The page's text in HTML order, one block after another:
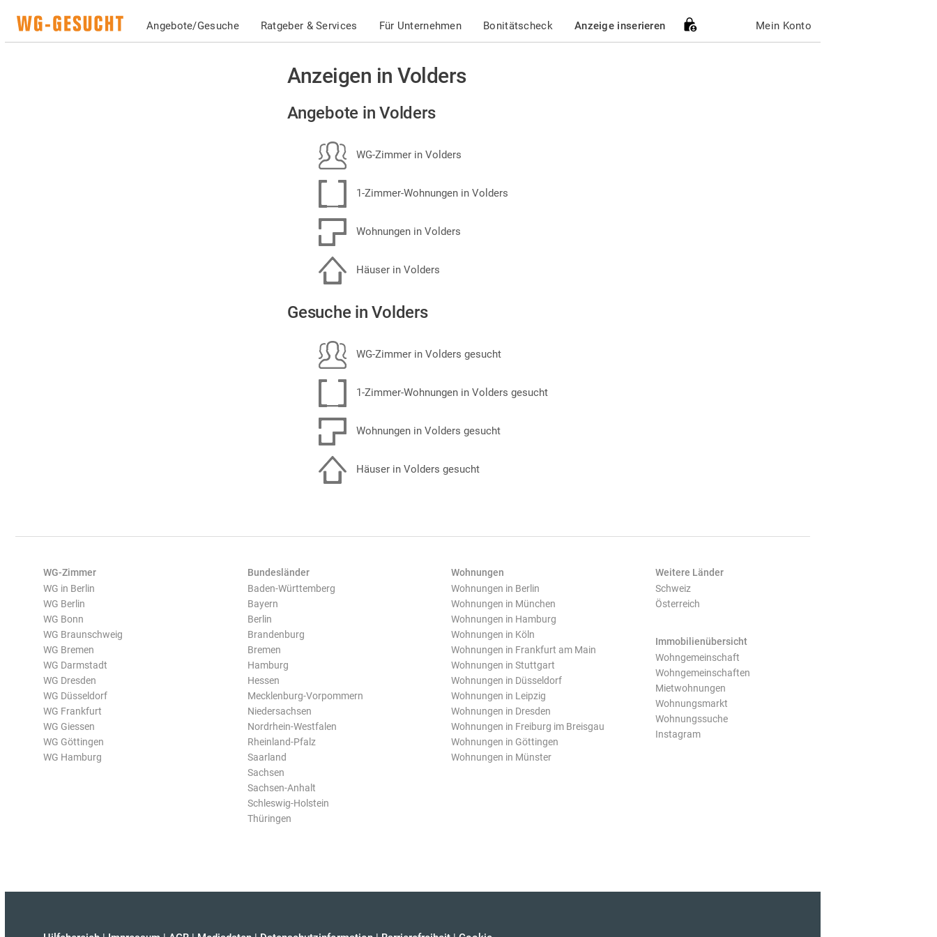
Angebote/Gesuche Ratgeber & Services Für Unternehmen Bonitätscheck Anzeige inserieren Mein Konto
Anzeigen in Volders
Angebote in Volders
WG-Zimmer in Volders
1-Zimmer-Wohnungen in Volders
Wohnungen in Volders
Häuser in Volders
Gesuche in Volders
WG-Zimmer in Volders gesucht
1-Zimmer-Wohnungen in Volders gesucht
Wohnungen in Volders gesucht
Häuser in Volders gesucht
WG-Zimmer
WG in Berlin
WG Berlin
WG Bonn
WG Braunschweig
WG Bremen
WG Darmstadt
WG Dresden
WG Düsseldorf
WG Frankfurt
WG Giessen
WG Göttingen
WG Hamburg
Bundesländer
Baden-Württemberg
Bayern
Berlin
Brandenburg
Bremen
Hamburg
Hessen
Mecklenburg-Vorpommern
Niedersachsen
Nordrhein-Westfalen
Rheinland-Pfalz
Saarland
Sachsen
Sachsen-Anhalt
Schleswig-Holstein
Thüringen
Wohnungen
Wohnungen in Berlin
Wohnungen in München
Wohnungen in Hamburg
Wohnungen in Köln
Wohnungen in Frankfurt am Main
Wohnungen in Stuttgart
Wohnungen in Düsseldorf
Wohnungen in Leipzig
Wohnungen in Dresden
Wohnungen in Freiburg im Breisgau
Wohnungen in Göttingen
Wohnungen in Münster
Weitere Länder
Schweiz
Österreich
Immobilienübersicht
Wohngemeinschaft
Wohngemeinschaften
Mietwohnungen
Wohnungsmarkt
Wohnungssuche
Instagram